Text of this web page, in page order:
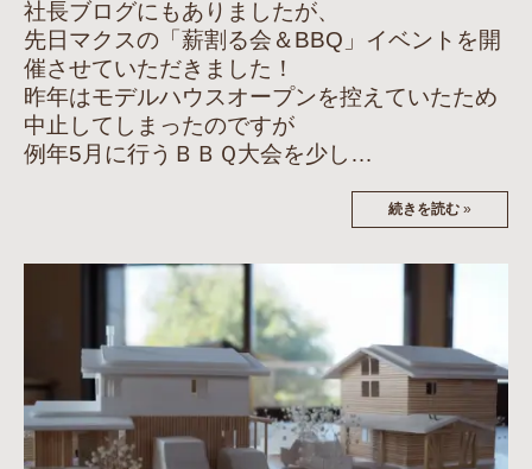
社長ブログにもありましたが、
先日マクスの「薪割る会＆BBQ」イベントを開
催させていただきました！
昨年はモデルハウスオープンを控えていたため
中止してしまったのですが
例年5月に行うＢＢＱ大会を少し…
続きを読む »